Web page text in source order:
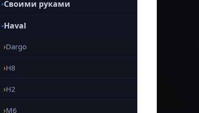
Своими руками
Haval
Dargo
H8
H2
M6